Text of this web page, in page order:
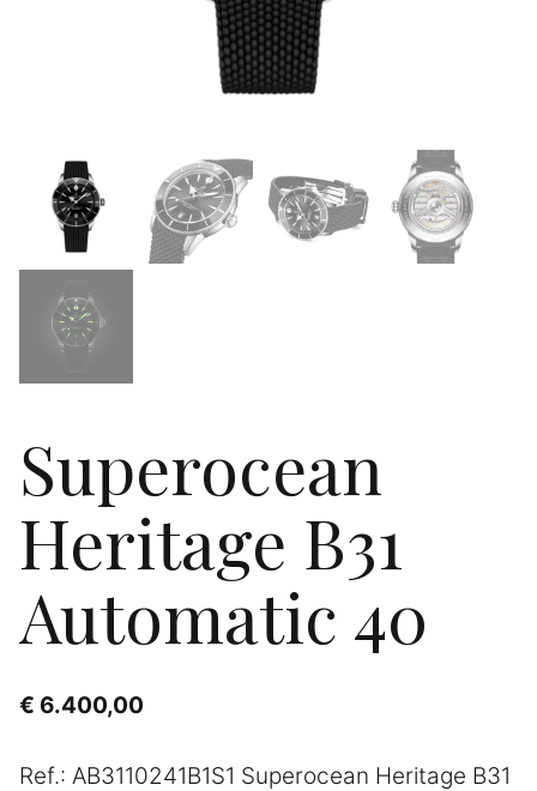
Superocean
Heritage B31
Automatic 40
€ 6.400,00
Ref.: AB3110241B1S1 Superocean Heritage B31